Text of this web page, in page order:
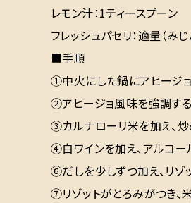
レモン汁：1ティースプーン
フレッシュパセリ：適量（みじ
■手順
①中火にした鍋にアヒージョ
②アヒージョ風味を強調する
③カルナローリ米を加え、
④白ワインを加え、アルコ
⑥だしを少しずつ加え、リゾ
⑦リゾットがとろみがつき、